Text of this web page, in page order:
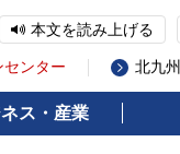
本文を読み上げる
ンター 北九
ス・産業